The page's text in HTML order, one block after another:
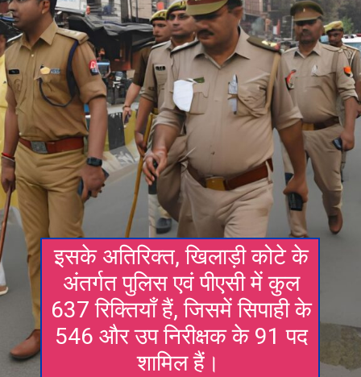
इसके अतिरिक्त, खिलाड़ी कोटे के
अंतर्गत पुलिस एवं पीएसी में कुल
637 रिक्तियाँ हैं, जिसमें सिपाही के
546 और उप निरीक्षक के 91 पद
शामिल हैं।